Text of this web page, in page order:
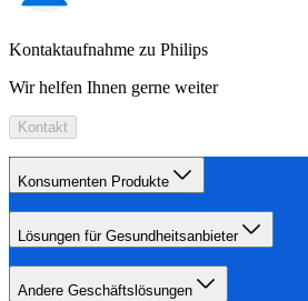
Kontaktaufnahme zu Philips
Wir helfen Ihnen gerne weiter
Kontakt
Konsumenten Produkte
Lösungen für Gesundheitsanbieter
Andere Geschäftslösungen